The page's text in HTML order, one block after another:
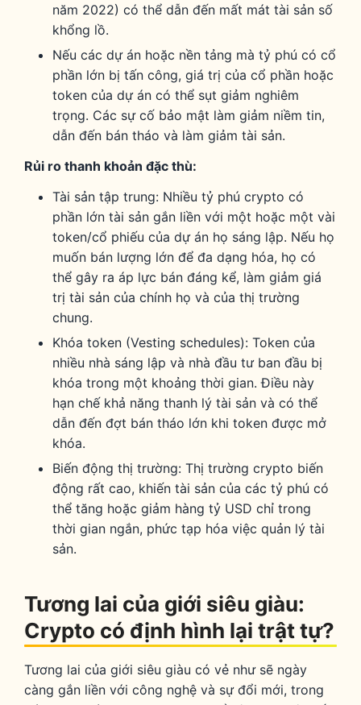
năm 2022) có thể dẫn đến mất mát tài sản số
khổng lồ.
Nếu các dự án hoặc nền tảng mà tỷ phú có cổ
phần lớn bị tấn công, giá trị của cổ phần hoặc
token của dự án có thể sụt giảm nghiêm
trọng. Các sự cố bảo mật làm giảm niềm tin,
dẫn đến bán tháo và làm giảm tài sản.
Rủi ro thanh khoản đặc thù:
Tài sản tập trung: Nhiều tỷ phú crypto có
phần lớn tài sản gắn liền với một hoặc một vài
token/cổ phiếu của dự án họ sáng lập. Nếu họ
muốn bán lượng lớn để đa dạng hóa, họ có
thể gây ra áp lực bán đáng kể, làm giảm giá
trị tài sản của chính họ và của thị trường
chung.
Khóa token (Vesting schedules): Token của
nhiều nhà sáng lập và nhà đầu tư ban đầu bị
khóa trong một khoảng thời gian. Điều này
hạn chế khả năng thanh lý tài sản và có thể
dẫn đến đợt bán tháo lớn khi token được mở
khóa.
Biến động thị trường: Thị trường crypto biến
động rất cao, khiến tài sản của các tỷ phú có
thể tăng hoặc giảm hàng tỷ USD chỉ trong
thời gian ngắn, phức tạp hóa việc quản lý tài
sản.
Tương lai của giới siêu giàu:
Crypto có định hình lại trật tự?
Tương lai của giới siêu giàu có vẻ như sẽ ngày
càng gắn liền với công nghệ và sự đổi mới, trong